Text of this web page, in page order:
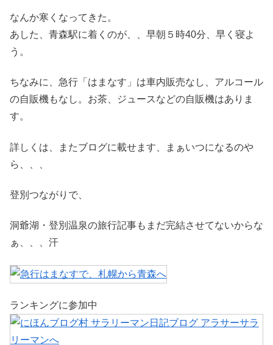
なんか寒くなってきた。
あした、青森駅に着くのが、、早朝５時40分、早く寝よ
う。
ちなみに、急行「はまなす」は車内販売なし、アルコール
の自販機もなし。お茶、ジュースなどの自販機はありま
す。
詳しくは、またブログに載せます、まぁいつになるのや
ら、、、
登別つながりで、
洞爺湖・登別温泉の旅行記事もまだ完結させてないからな
ぁ、、、汗
ランキングに参加中